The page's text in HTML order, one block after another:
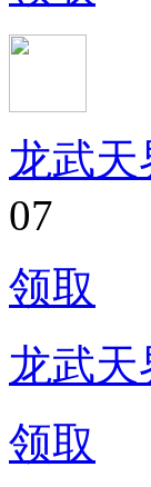
龙武
07
领取
龙武
领取